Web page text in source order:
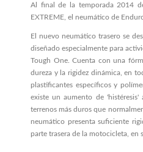
Al final de la temporada 2014
EXTREME, el neumático de
El nuevo neumático trasero se
diseñado especialmente para
Tough One. Cuenta con una
dureza y la rigidez dinámica, en
plastificantes específicos y
existe un aumento de
terrenos más duros que
neumático presenta suficiente
parte trasera de la motocicleta, en